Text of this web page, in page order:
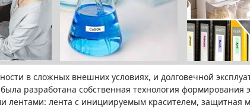
в сложных внешних условиях, и долговечной
разработана собственная технология формирования
лентами: лента с инициируемым красителем, защитная